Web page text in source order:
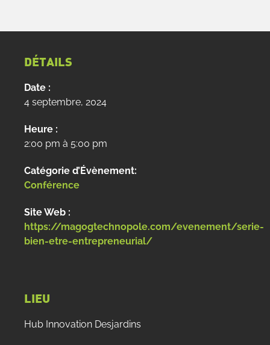
DÉTAILS
Date :
4 septembre, 2024
Heure :
2:00 pm à 5:00 pm
Catégorie d’Évènement:
Conférence
Site Web :
https://magogtechnopole.com/evenement/serie-
bien-etre-entrepreneurial/
LIEU
Hub Innovation Desjardins